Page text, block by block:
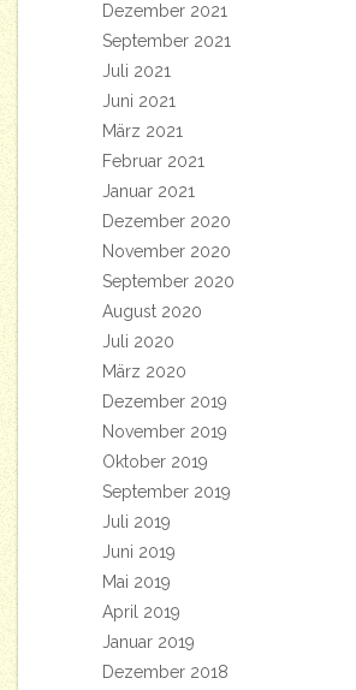
Dezember 2021
September 2021
Juli 2021
Juni 2021
März 2021
Februar 2021
Januar 2021
Dezember 2020
November 2020
September 2020
August 2020
Juli 2020
März 2020
Dezember 2019
November 2019
Oktober 2019
September 2019
Juli 2019
Juni 2019
Mai 2019
April 2019
Januar 2019
Dezember 2018